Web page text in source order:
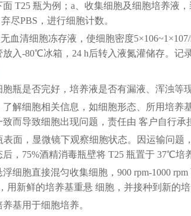
T25 瓶为例；a、收集细胞及细胞培养液
尽PBS，进行细胞计数。
血清细胞冻存液，使细胞密度
入-80℃冰箱，24 h后转入液氮灌储存。记
瓶是否完好，培养液是否有漏液、浑浊等
了解细胞相关信息，如细胞形态、所用培
而导致细胞出现问题，责任由 客户自行承
表面，显微镜下观察细胞状态。因运输问
，75%酒精消毒瓶壁将 T25 瓶置于 37℃培
细胞直接混匀收集细胞，900 rpm-1000
用新鲜的培养基重悬 细胞，并接种到新的
基用于细胞培养。